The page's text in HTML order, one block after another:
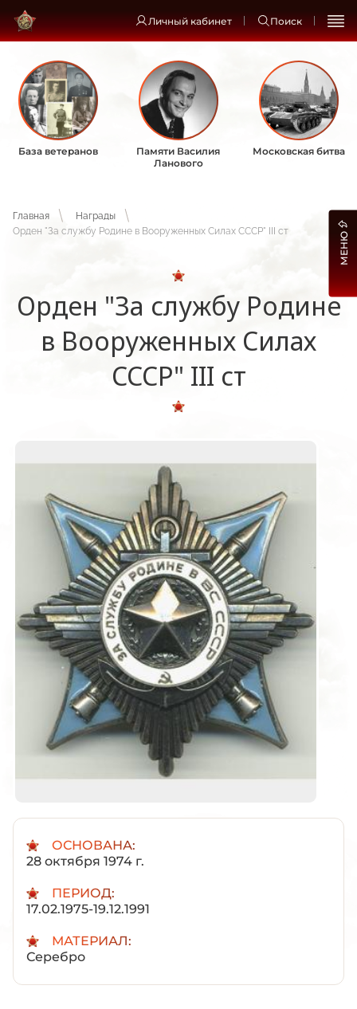
Личный кабинет Поиск
База ветеранов
Памяти Василия
Ланового
Московская битва
Главная
Награды
Орден "За службу Родине в Вооруженных Силах СССР" III ст
Орден "За службу Родине
в Вооруженных Силах
СССР" III ст
ОСНОВАНА:
28 октября 1974 г.
ПЕРИОД:
17.02.1975-19.12.1991
МАТЕРИАЛ:
Серебро
МЕНЮ